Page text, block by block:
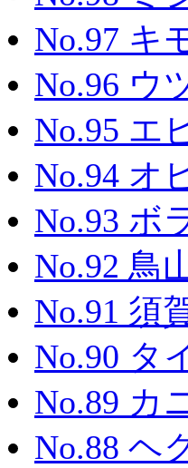
No.97 キ
No.96 ウ
No.95 エ
No.94 オ
No.93 ボ
No.92 鳥
No.91 須
No.90 タ
No.89 カ
No.88 ヘ